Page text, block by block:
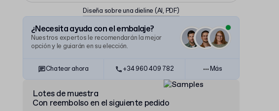
Diseña sobre una dieline (AI, PDF)
¿Necesita ayuda con el embalaje?
Nuestros expertos le recomendarán la mejor
opción y le guiarán en su elección.
Chatear ahora +34 960 409 782 Más
Lotes de muestra
Con reembolso en el siguiente pedido